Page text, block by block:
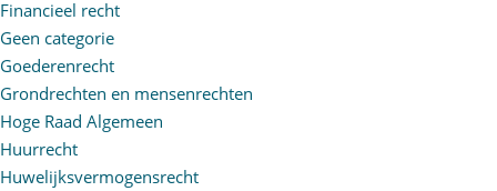
Financieel recht
Geen categorie
Goederenrecht
Grondrechten en mensenrechten
Hoge Raad Algemeen
Huurrecht
Huwelijksvermogensrecht